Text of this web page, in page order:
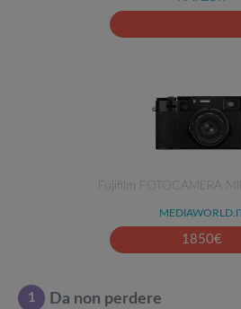
Fujifilm FOTOCAMERA
1850€
1 Da non perdere